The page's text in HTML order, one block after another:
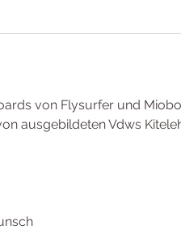
von Flysurfer und
ausgebildeten Vdws